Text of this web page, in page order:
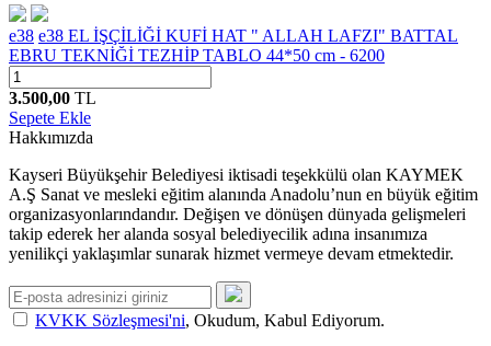
e38 e38 EL İŞÇİLİĞİ KUFİ HAT " ALLAH LAFZI" BATTAL
EBRU TEKNİĞİ TEZHİP TABLO 44*50 cm - 6200
3.500,00 TL
Sepete Ekle
Hakkımızda
Kayseri Büyükşehir Belediyesi iktisadi teşekkülü olan KAYMEK
A.Ş Sanat ve mesleki eğitim alanında Anadolu’nun en büyük eğitim
organizasyonlarındandır. Değişen ve dönüşen dünyada gelişmeleri
takip ederek her alanda sosyal belediyecilik adına insanımıza
yenilikçi yaklaşımlar sunarak hizmet vermeye devam etmektedir.
KVKK Sözleşmesi'ni, Okudum, Kabul Ediyorum.